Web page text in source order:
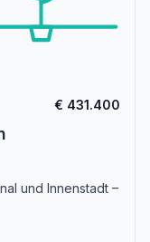
€ 431.400
und Innenstadt –